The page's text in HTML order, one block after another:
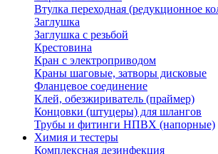
Втулка переходная (редукционное
Заглушка
Заглушка с резьбой
Крестовина
Кран с электроприводом
Краны шаговые, затворы дисковые
Фланцевое соединение
Клей, обезжириватель (праймер)
Концовки (штуцеры) для шлангов
Трубы и фитинги НПВХ (напорные)
Химия и тестеры
Комплексная дезинфекция